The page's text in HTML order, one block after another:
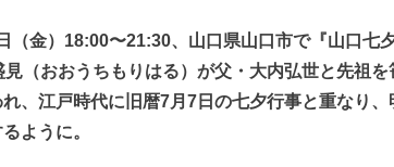
（金）18:00〜21:30、山口県山口市で『山口七
（おおうちもりはる）が父・大内弘世と先祖
、江戸時代に旧暦7月7日の七夕行事と重なり
ように。